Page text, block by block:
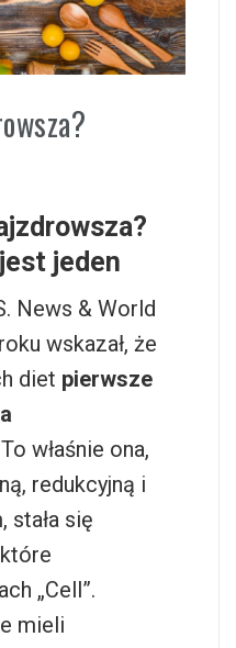
jeden
News & World
wskazał, że
diet pierwsze
właśnie ona,
redukcyjną i
stała się
„Cell”.
mieli